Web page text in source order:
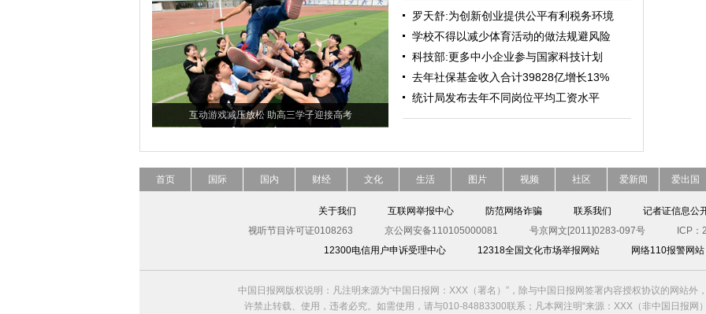
互动游戏减压放松 助高三学子迎接高考
罗天舒:为创新创业提供公平有利税务环境
学校不得以减少体育活动的做法规避风险
科技部:更多中小企业参与国家科技计划
去年社保基金收入合计39828亿增长13%
统计局发布去年不同岗位平均工资水平
首页 国际 国内 财经 文化 生活 图片 视频 社区 爱新闻 爱出国
关于我们 互联网举报中心 防范网络诈骗 联系我们
记者证信息公
视听节目许可证0108263
京公网安备110105000081 号京网文[2011]0283-097号
ICP
12300电信用户申诉受理中心
12318全国文化市场举报网站 网络110报警网站
中国日报网版权说明：凡注明来源为“中国日报网：XXX（署名）”，除与中国日报网签署内容授权协议的网站外
许禁止转载、使用，违者必究。如需使用，请与010-84883300联系；凡本网注明“来源：XXX（非中国日报网